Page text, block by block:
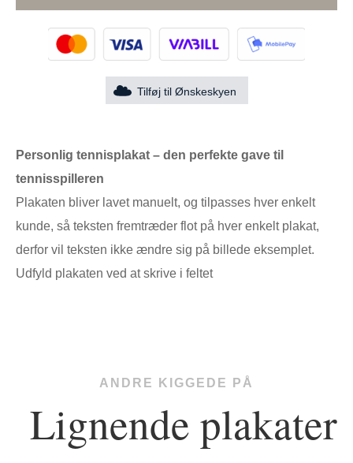
Tilføj til Ønskeskyen
Personlig tennisplakat – den perfekte gave til
tennisspilleren
Plakaten bliver lavet manuelt, og tilpasses hver enkelt
kunde, så teksten fremtræder flot på hver enkelt plakat,
derfor vil teksten ikke ændre sig på billede eksemplet.
Udfyld plakaten ved at skrive i feltet
ANDRE KIGGEDE PÅ
Lignende plakater